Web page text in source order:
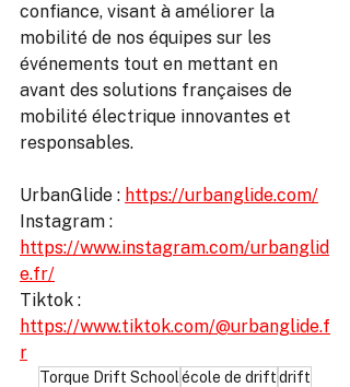
confiance, visant à améliorer la
mobilité de nos équipes sur les
événements tout en mettant en
avant des solutions françaises de
mobilité électrique innovantes et
responsables.
UrbanGlide : https://urbanglide.com/
Instagram :
https://www.instagram.com/urbanglid
e.fr/
Tiktok :
https://www.tiktok.com/@urbanglide.f
r
Torque Drift Schoolécole de driftdrift